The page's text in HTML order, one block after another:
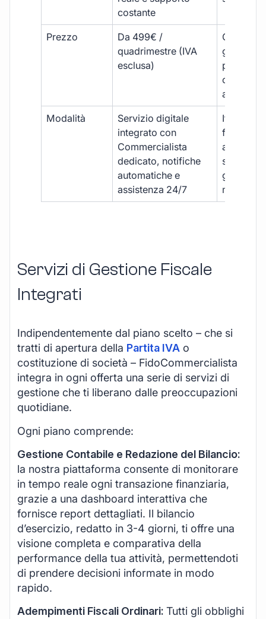
costante
Prezzo
Da 499€ /
quadrimestre (IVA
esclusa)
Costi
più
ogni
Modalità
Servizio digitale
integrato con
Commercialista
dedicato, notifiche
automatiche e
assistenza 24/7
Iter
studio e
gestione
manuale
Servizi di Gestione Fiscale
Integrati
Indipendentemente dal piano scelto – che si
tratti di apertura della Partita IVA o
costituzione di società – FidoCommercialista
integra in ogni offerta una serie di servizi di
gestione che ti liberano dalle preoccupazioni
quotidiane.
Ogni piano comprende:
Gestione Contabile e Redazione del Bilancio:
la nostra piattaforma consente di monitorare
in tempo reale ogni transazione finanziaria,
grazie a una dashboard interattiva che
fornisce report dettagliati. Il bilancio
d’esercizio, redatto in 3-4 giorni, ti offre una
visione completa e comparativa della
performance della tua attività, permettendoti
di prendere decisioni informate in modo
rapido.
Adempimenti Fiscali Ordinari: Tutti gli obblighi